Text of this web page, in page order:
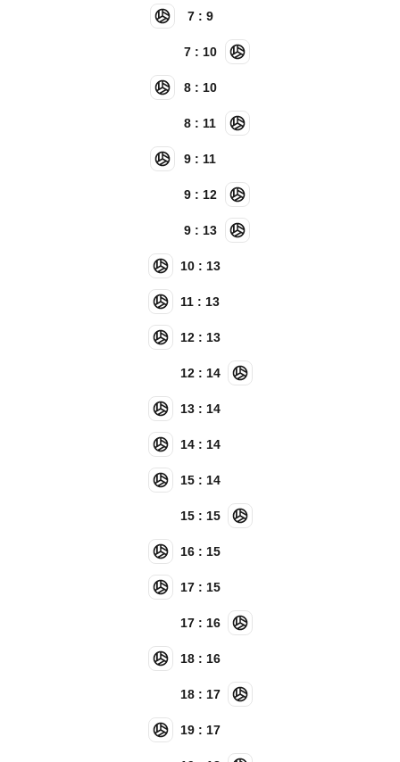
7 : 9
7 : 10
8 : 10
8 : 11
9 : 11
9 : 12
9 : 13
10 : 13
11 : 13
12 : 13
12 : 14
13 : 14
14 : 14
15 : 14
15 : 15
16 : 15
17 : 15
17 : 16
18 : 16
18 : 17
19 : 17